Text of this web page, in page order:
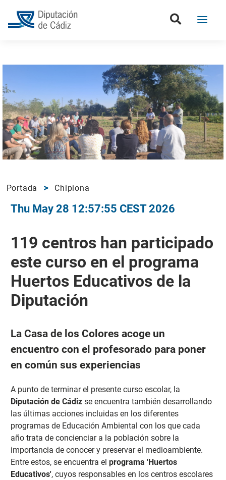
Portada Chipiona
Thu May 28 12:57:55 CEST 2026
119 centros han participado
este curso en el programa
Huertos Educativos de la
Diputación
La Casa de los Colores acoge un
encuentro con el profesorado para poner
en común sus experiencias
A punto de terminar el presente curso escolar, la
Diputación de Cádizse encuentra también desarrollando
las últimas acciones incluidas en los diferentes
programas de Educación Ambiental con los que cada
año trata de concienciar a la población sobre la
importancia de conocer y preservar el medioambiente.
Entre estos, se encuentra el programa 'Huertos
Educativos', cuyos responsables en los centros escolares